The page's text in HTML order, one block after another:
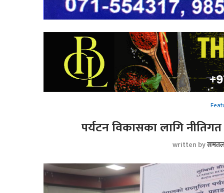
पर्यटन विकासका लागि
written by